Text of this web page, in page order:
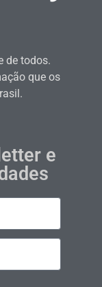
de todos.
que os
e